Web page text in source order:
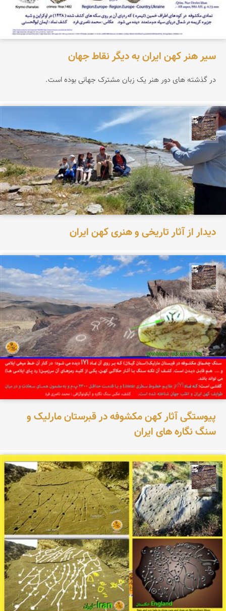
سیر هنر کهن ایران به دیگر نقاط جهان
در گذشته های دور هنر یک زبان مشترک جهانی بوده است.
دیدار از آثار تاریخی و هنری کهن ایران
محمد ناصری فرد
پیوستگی آثار کهن مکشوفه در قبرستان مارلیک و
سنگ نگاره های ایران
محمد ناصری فرد